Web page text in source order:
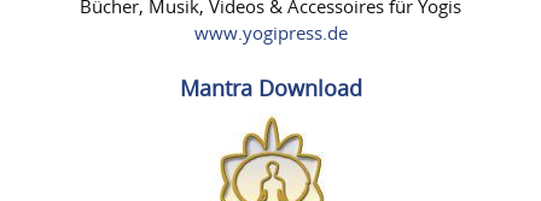
Bücher, Musik, Videos & Accessoires für Yogis
www.yogipress.de
Mantra Download